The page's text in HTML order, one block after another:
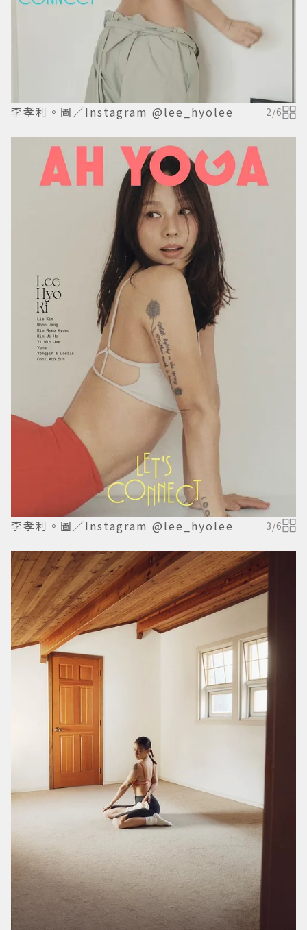
李孝利。圖／Instagram @lee_hyolee 2/6
李孝利。圖／Instagram @lee_hyolee 3/6